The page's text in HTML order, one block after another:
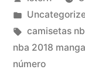
por
Publicado
en
Etiquetas:
camisetas
nba 2018
número